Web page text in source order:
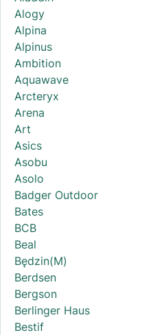
Alogy
Alpina
Alpinus
Ambition
Aquawave
Arcteryx
Arena
Art
Asics
Asobu
Asolo
Badger Outdoor
Bates
BCB
Beal
Będzin(M)
Berdsen
Bergson
Berlinger Haus
Bestif